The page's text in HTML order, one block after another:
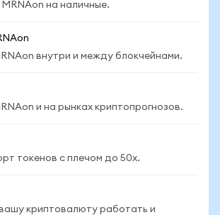
на наличные.
внутри и между блокчейнами.
и на рынках криптопрогнозов.
токенов с плечом до 50x.
криптовалюту работать и